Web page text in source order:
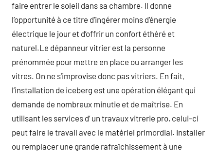
faire entrer le soleil dans sa chambre. Il donne
l’opportunité à ce titre d’ingérer moins d’énergie
électrique le jour et d’offrir un confort éthéré et
naturel.Le dépanneur vitrier est la personne
prénommée pour mettre en place ou arranger les
vitres. On ne s’improvise donc pas vitriers. En fait,
l’installation de iceberg est une opération élégant qui
demande de nombreux minutie et de maîtrise. En
utilisant les services d’ un travaux vitrerie pro, celui-ci
peut faire le travail avec le matériel primordial. Installer
ou remplacer une grande rafraîchissement à une